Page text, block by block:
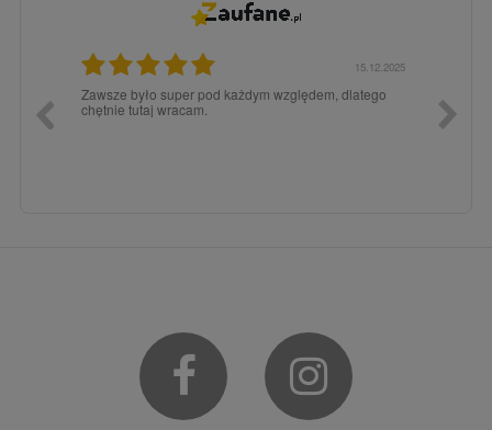
15.12.2025
Zawsze było super pod każdym względem, dlatego
chętnie tutaj wracam.
Facebook